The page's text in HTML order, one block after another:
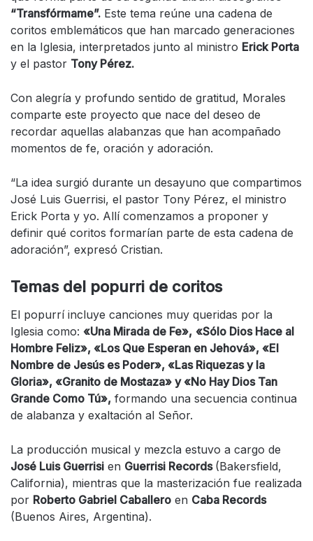
“Transfórmame”. Este tema reúne una cadena de
coritos emblemáticos que han marcado generaciones
en la Iglesia, interpretados junto al ministro Erick Porta
y el pastor Tony Pérez.
Con alegría y profundo sentido de gratitud, Morales
comparte este proyecto que nace del deseo de
recordar aquellas alabanzas que han acompañado
momentos de fe, oración y adoración.
“La idea surgió durante un desayuno que compartimos
José Luis Guerrisi, el pastor Tony Pérez, el ministro
Erick Porta y yo. Allí comenzamos a proponer y
definir qué coritos formarían parte de esta cadena de
adoración”, expresó Cristian.
Temas del popurri de coritos
El popurrí incluye canciones muy queridas por la
Iglesia como: «Una Mirada de Fe», «Sólo Dios Hace al
Hombre Feliz», «Los Que Esperan en Jehová», «El
Nombre de Jesús es Poder», «Las Riquezas y la
Gloria», «Granito de Mostaza» y «No Hay Dios Tan
Grande Como Tú», formando una secuencia continua
de alabanza y exaltación al Señor.
La producción musical y mezcla estuvo a cargo de
José Luis Guerrisi en Guerrisi Records (Bakersfield,
California), mientras que la masterización fue realizada
por Roberto Gabriel Caballero en Caba Records
(Buenos Aires, Argentina).